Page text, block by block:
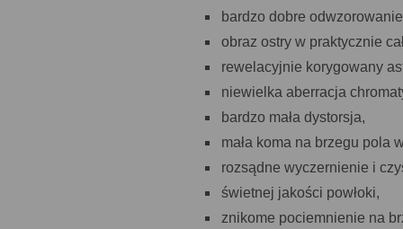
bardzo dobre
obraz ostry w praktycznie
rewelacyjnie korygowany
niewielka aberracja
bardzo mała dystorsja,
mała koma na brzegu pola
rozsądne wyczernienie i
świetnej jakości powłoki,
znikome pociemnienie na